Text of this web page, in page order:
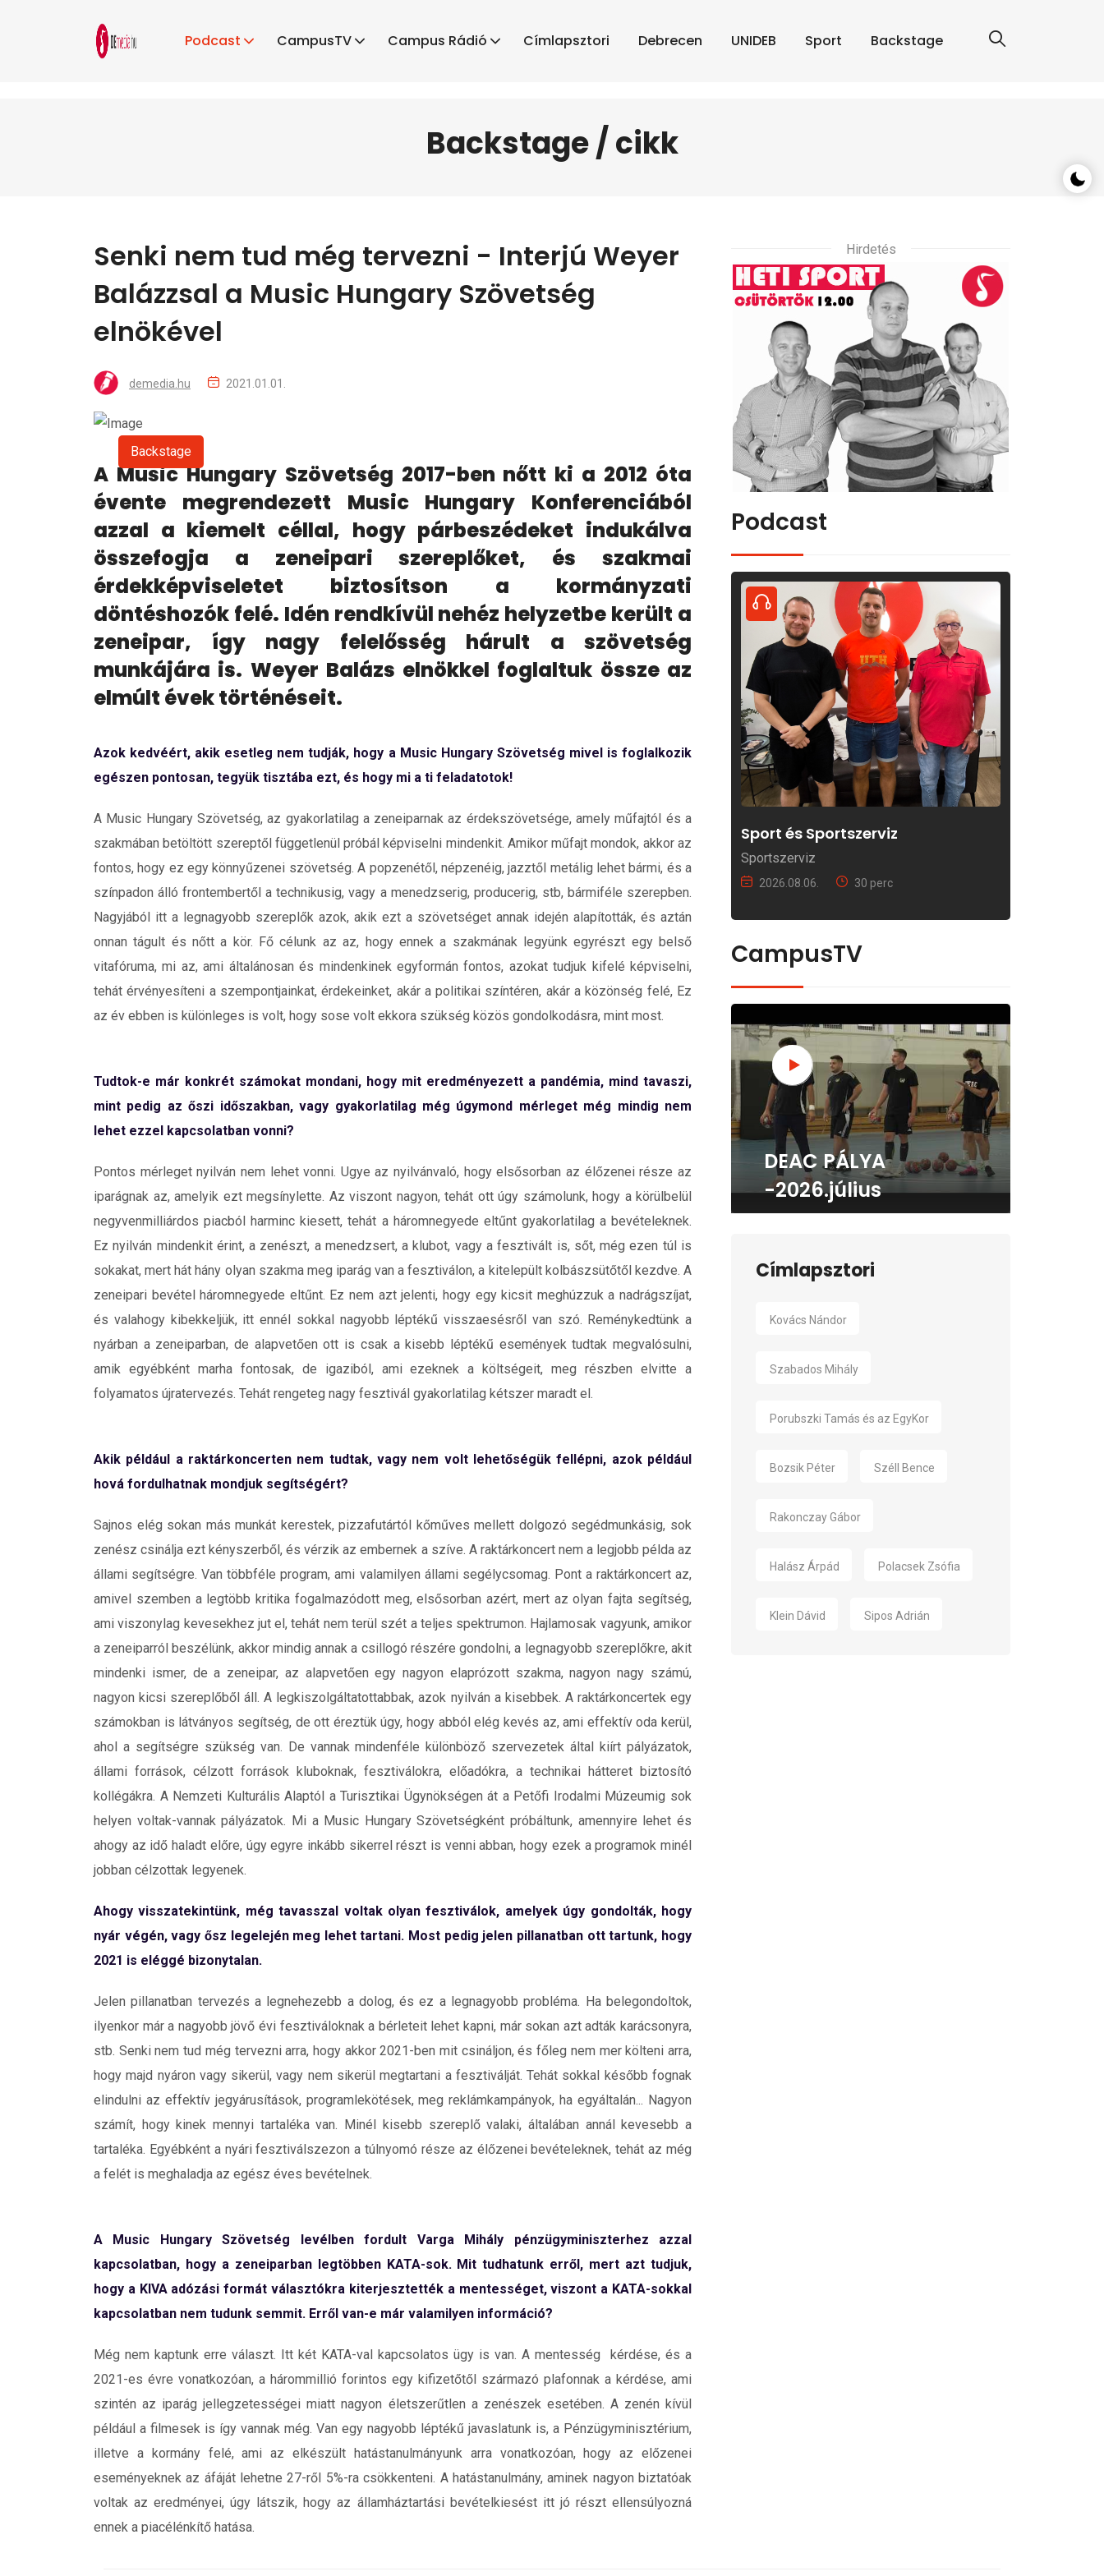
Podcast CampusTV Campus Rádió Címlapsztori Debrecen UNIDEB Sport Backstage
Backstage / cikk
Senki nem tud még tervezni - Interjú Weyer
Balázzsal a Music Hungary Szövetség
elnökével
demedia.hu 2021.01.01.
Backstage
A Music Hungary Szövetség 2017-ben nőtt ki a 2012 óta
évente megrendezett Music Hungary Konferenciából
azzal a kiemelt céllal, hogy párbeszédeket indukálva
összefogja a zeneipari szereplőket, és szakmai
érdekképviseletet biztosítson a kormányzati
döntéshozók felé. Idén rendkívül nehéz helyzetbe került a
zeneipar, így nagy felelősség hárult a szövetség
munkájára is. Weyer Balázs elnökkel foglaltuk össze az
elmúlt évek történéseit.
Azok kedvéért, akik esetleg nem tudják, hogy a Music Hungary Szövetség mivel is foglalkozik
egészen pontosan, tegyük tisztába ezt, és hogy mi a ti feladatotok!
A Music Hungary Szövetség, az gyakorlatilag a zeneiparnak az érdekszövetsége, amely műfajtól és a
szakmában betöltött szereptől függetlenül próbál képviselni mindenkit. Amikor műfajt mondok, akkor az
fontos, hogy ez egy könnyűzenei szövetség. A popzenétől, népzenéig, jazztől metálig lehet bármi, és a
színpadon álló frontembertől a technikusig, vagy a menedzserig, producerig, stb, bármiféle szerepben.
Nagyjából itt a legnagyobb szereplők azok, akik ezt a szövetséget annak idején alapították, és aztán
onnan tágult és nőtt a kör. Fő célunk az az, hogy ennek a szakmának legyünk egyrészt egy belső
vitafóruma, mi az, ami általánosan és mindenkinek egyformán fontos, azokat tudjuk kifelé képviselni,
tehát érvényesíteni a szempontjainkat, érdekeinket, akár a politikai színtéren, akár a közönség felé, Ez
az év ebben is különleges is volt, hogy sose volt ekkora szükség közös gondolkodásra, mint most.
Tudtok-e már konkrét számokat mondani, hogy mit eredményezett a pandémia, mind tavaszi,
mint pedig az őszi időszakban, vagy gyakorlatilag még úgymond mérleget még mindig nem
lehet ezzel kapcsolatban vonni?
Pontos mérleget nyilván nem lehet vonni. Ugye az nyilvánvaló, hogy elsősorban az élőzenei része az
iparágnak az, amelyik ezt megsínylette. Az viszont nagyon, tehát ott úgy számolunk, hogy a körülbelül
negyvenmilliárdos piacból harminc kiesett, tehát a háromnegyede eltűnt gyakorlatilag a bevételeknek.
Ez nyilván mindenkit érint, a zenészt, a menedzsert, a klubot, vagy a fesztivált is, sőt, még ezen túl is
sokakat, mert hát hány olyan szakma meg iparág van a fesztiválon, a kitelepült kolbászsütőtől kezdve. A
zeneipari bevétel háromnegyede eltűnt. Ez nem azt jelenti, hogy egy kicsit meghúzzuk a nadrágszíjat,
és valahogy kibekkeljük, itt ennél sokkal nagyobb léptékű visszaesésről van szó. Reménykedtünk a
nyárban a zeneiparban, de alapvetően ott is csak a kisebb léptékű események tudtak megvalósulni,
amik egyébként marha fontosak, de igaziból, ami ezeknek a költségeit, meg részben elvitte a
folyamatos újratervezés. Tehát rengeteg nagy fesztivál gyakorlatilag kétszer maradt el.
Akik például a raktárkoncerten nem tudtak, vagy nem volt lehetőségük fellépni, azok például
hová fordulhatnak mondjuk segítségért?
Sajnos elég sokan más munkát kerestek, pizzafutártól kőműves mellett dolgozó segédmunkásig, sok
zenész csinálja ezt kényszerből, és vérzik az embernek a szíve. A raktárkoncert nem a legjobb példa az
állami segítségre. Van többféle program, ami valamilyen állami segélycsomag. Pont a raktárkoncert az,
amivel szemben a legtöbb kritika fogalmazódott meg, elsősorban azért, mert az olyan fajta segítség,
ami viszonylag kevesekhez jut el, tehát nem terül szét a teljes spektrumon. Hajlamosak vagyunk, amikor
a zeneiparról beszélünk, akkor mindig annak a csillogó részére gondolni, a legnagyobb szereplőkre, akit
mindenki ismer, de a zeneipar, az alapvetően egy nagyon elaprózott szakma, nagyon nagy számú,
nagyon kicsi szereplőből áll. A legkiszolgáltatottabbak, azok nyilván a kisebbek. A raktárkoncertek egy
számokban is látványos segítség, de ott éreztük úgy, hogy abból elég kevés az, ami effektív oda kerül,
ahol a segítségre szükség van. De vannak mindenféle különböző szervezetek által kiírt pályázatok,
állami források, célzott források kluboknak, fesztiválokra, előadókra, a technikai hátteret biztosító
kollégákra. A Nemzeti Kulturális Alaptól a Turisztikai Ügynökségen át a Petőfi Irodalmi Múzeumig sok
helyen voltak-vannak pályázatok. Mi a Music Hungary Szövetségként próbáltunk, amennyire lehet és
ahogy az idő haladt előre, úgy egyre inkább sikerrel részt is venni abban, hogy ezek a programok minél
jobban célzottak legyenek.
Ahogy visszatekintünk, még tavasszal voltak olyan fesztiválok, amelyek úgy gondolták, hogy
nyár végén, vagy ősz legelején meg lehet tartani. Most pedig jelen pillanatban ott tartunk, hogy
2021 is eléggé bizonytalan.
Jelen pillanatban tervezés a legnehezebb a dolog, és ez a legnagyobb probléma. Ha belegondoltok,
ilyenkor már a nagyobb jövő évi fesztiváloknak a bérleteit lehet kapni, már sokan azt adták karácsonyra,
stb. Senki nem tud még tervezni arra, hogy akkor 2021-ben mit csináljon, és főleg nem mer költeni arra,
hogy majd nyáron vagy sikerül, vagy nem sikerül megtartani a fesztiválját. Tehát sokkal később fognak
elindulni az effektív jegyárusítások, programlekötések, meg reklámkampányok, ha egyáltalán... Nagyon
számít, hogy kinek mennyi tartaléka van. Minél kisebb szereplő valaki, általában annál kevesebb a
tartaléka. Egyébként a nyári fesztiválszezon a túlnyomó része az élőzenei bevételeknek, tehát az még
a felét is meghaladja az egész éves bevételnek.
A Music Hungary Szövetség levélben fordult Varga Mihály pénzügyminiszterhez azzal
kapcsolatban, hogy a zeneiparban legtöbben KATA-sok. Mit tudhatunk erről, mert azt tudjuk,
hogy a KIVA adózási formát választókra kiterjesztették a mentességet, viszont a KATA-sokkal
kapcsolatban nem tudunk semmit. Erről van-e már valamilyen információ?
Még nem kaptunk erre választ. Itt két KATA-val kapcsolatos ügy is van. A mentesség kérdése, és a
2021-es évre vonatkozóan, a hárommillió forintos egy kifizetőtől származó plafonnak a kérdése, ami
szintén az iparág jellegzetességei miatt nagyon életszerűtlen a zenészek esetében. A zenén kívül
például a filmesek is így vannak még. Van egy nagyobb léptékű javaslatunk is, a Pénzügyminisztérium,
illetve a kormány felé, ami az elkészült hatástanulmányunk arra vonatkozóan, hogy az előzenei
eseményeknek az áfáját lehetne 27-ről 5%-ra csökkenteni. A hatástanulmány, aminek nagyon biztatóak
voltak az eredményei, úgy látszik, hogy az államháztartási bevételkiesést itt jó részt ellensúlyozná
ennek a piacélénkítő hatása.
Hirdetés
Podcast
Sport és Sportszerviz
Sportszerviz
2026.08.06. 30 perc
CampusTV
DEAC PÁLYA
-2026.július
Címlapsztori
Kovács Nándor
Szabados Mihály
Porubszki Tamás és az EgyKor
Bozsik Péter Széll Bence
Rakonczay Gábor
Halász Árpád Polacsek Zsófia
Klein Dávid Sipos Adrián